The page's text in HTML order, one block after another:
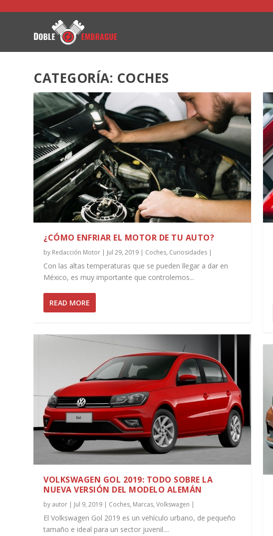
CATEGORÍA: COCHES
¿CÓMO ENFRIAR EL MOTOR DE TU AUTO?
by Redacción Motor | Jul 29, 2019 | Coches, Curiosidades |
Con las altas temperaturas que se pueden llegar a dar en
México, es muy importante que controlemos...
READ MORE
VOLKSWAGEN GOL 2019: TODO SOBRE LA
NUEVA VERSIÓN DEL MODELO ALEMÁN
by autor | Jul 9, 2019 | Coches, Marcas,Volkswagen |
El Volkswagen Gol 2019 es un vehículo urbano, de pequeño
tamaño e ideal para un sector juvenil....